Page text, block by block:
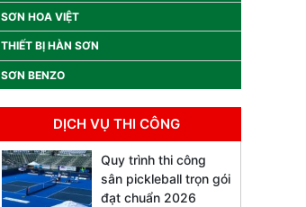
SƠN HOA VIỆT
THIẾT BỊ HÀN SƠN
SƠN BENZO
DỊCH VỤ THI CÔNG
Quy trình thi công
sân pickleball trọn gói
đạt chuẩn 2026